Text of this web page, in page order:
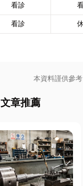
看診
看診
本資料謹供參
文章推薦